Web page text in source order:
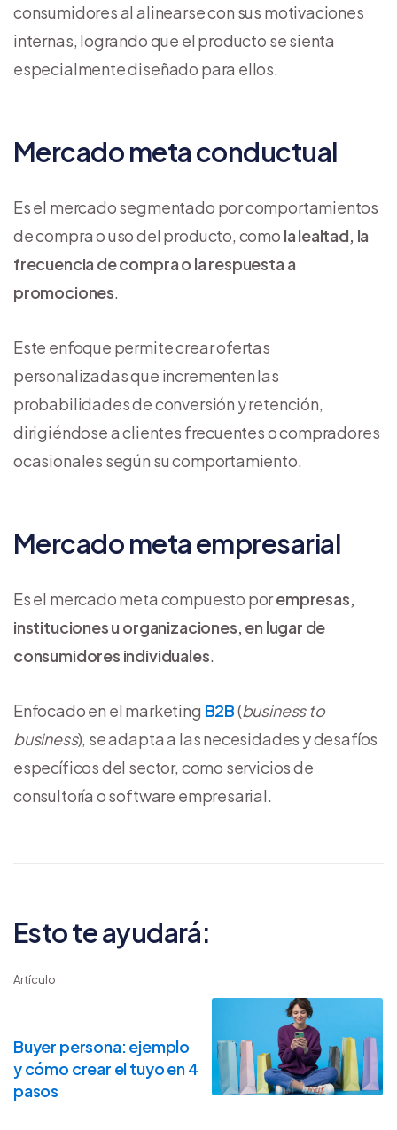
consumidores al alinearse con sus motivaciones
internas, logrando que el producto se sienta
especialmente diseñado para ellos.
Mercado meta conductual
Es el mercado segmentado por comportamientos
de compra o uso del producto, como la lealtad, la
frecuencia de compra o la respuesta a
promociones.
Este enfoque permite crear ofertas
personalizadas que incrementen las
probabilidades de conversión y retención,
dirigiéndose a clientes frecuentes o compradores
ocasionales según su comportamiento.
Mercado meta empresarial
Es el mercado meta compuesto porempresas,
instituciones u organizaciones, en lugar de
consumidores individuales.
Enfocado en el marketing B2B(business to
business), se adapta a las necesidades y desafíos
específicos del sector, como servicios de
consultoría o software empresarial.
Esto te ayudará:
Artículo
Buyer persona: ejemplo
y cómo crear el tuyo en 4
pasos